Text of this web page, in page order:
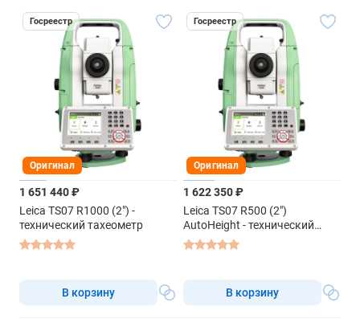
Госреестр
Оригинал
1 651 440 ₽
Leica TS07 R1000 (2") -
технический тахеометр
В корзину
Госреестр
Оригинал
1 622 350 ₽
Leica TS07 R500 (2")
AutoHeight - технический
тахеометр
В корзину